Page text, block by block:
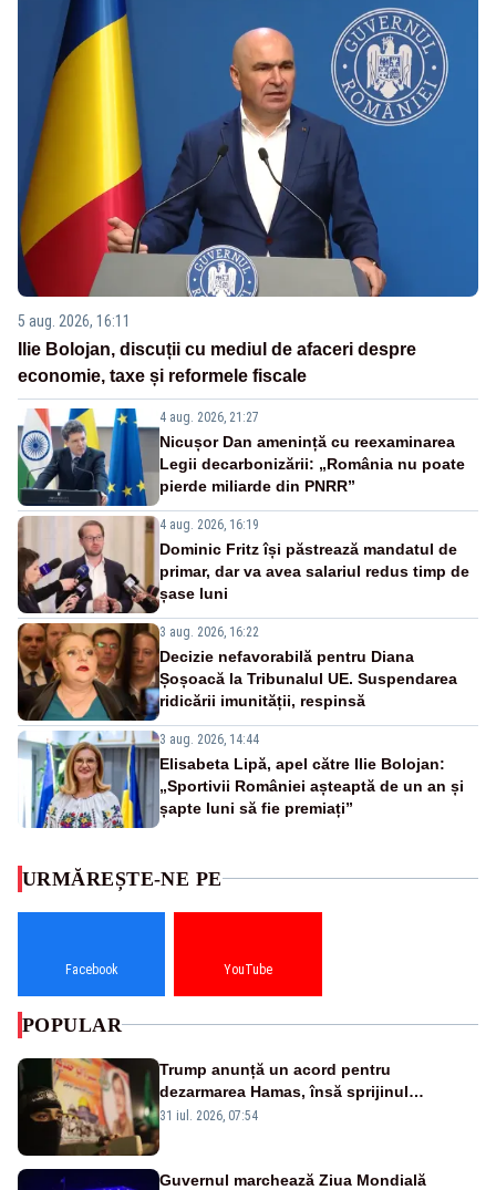
5 aug. 2026, 16:11
Ilie Bolojan, discuții cu mediul de afaceri despre
economie, taxe și reformele fiscale
4 aug. 2026, 21:27
Nicușor Dan amenință cu reexaminarea
Legii decarbonizării: „România nu poate
pierde miliarde din PNRR”
4 aug. 2026, 16:19
Dominic Fritz își păstrează mandatul de
primar, dar va avea salariul redus timp de
șase luni
3 aug. 2026, 16:22
Decizie nefavorabilă pentru Diana
Șoșoacă la Tribunalul UE. Suspendarea
ridicării imunității, respinsă
3 aug. 2026, 14:44
Elisabeta Lipă, apel către Ilie Bolojan:
„Sportivii României așteaptă de un an și
șapte luni să fie premiați”
URMĂREȘTE-NE PE
Facebook YouTube
POPULAR
Trump anunță un acord pentru
dezarmarea Hamas, însă sprijinul
Israelului rămâne incert
31 iul. 2026, 07:54
Guvernul marchează Ziua Mondială